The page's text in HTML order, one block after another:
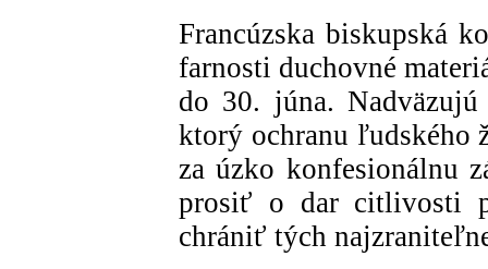
Francúzska biskupská
farnosti duchovné
do 30. júna.
ktorý ochranu ľudského
za úzko konfesionálnu
prosiť o dar citlivosti
chrániť tých